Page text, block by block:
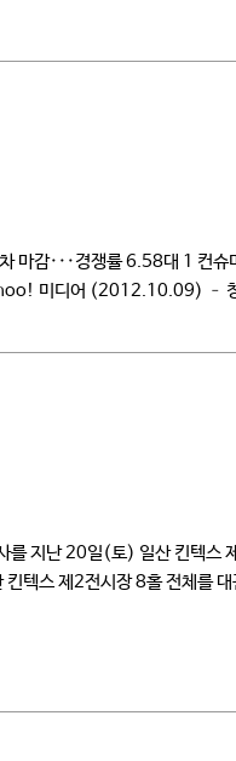
감···경쟁률 6.58대 1 컨
미디어 (2012.10.09) –
를 지난 20일(토) 일산 킨텍
텍스 제2전시장 8홀 전체를